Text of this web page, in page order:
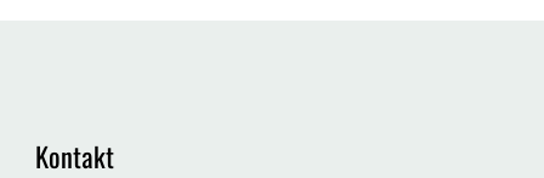
Kontakt